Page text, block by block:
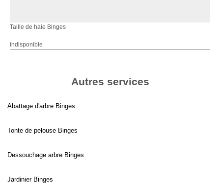
Taille de haie Binges
indisponible
Autres services
Abattage d'arbre Binges
Tonte de pelouse Binges
Dessouchage arbre Binges
Jardinier Binges